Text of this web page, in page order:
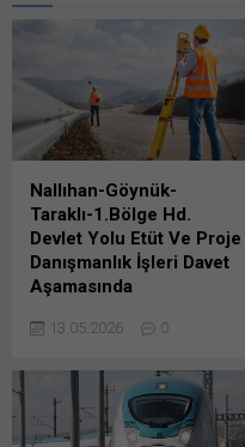
Nallıhan-Göynük-
Taraklı-1.Bölge Hd.
Devlet Yolu Etüt Ve Proje
Danışmanlık İşleri Davet
Aşamasında
Program Ve İzleme Dairesi
2026 tarihinde firmalardan
ön yeterlik başvuruları alınan
(DETAY-1950) 2026/443611
13.05.2026 0